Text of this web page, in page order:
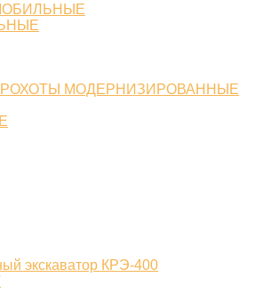
МОДЕРНИЗИРОВАННЫЕ
экскаватор КРЭ-400